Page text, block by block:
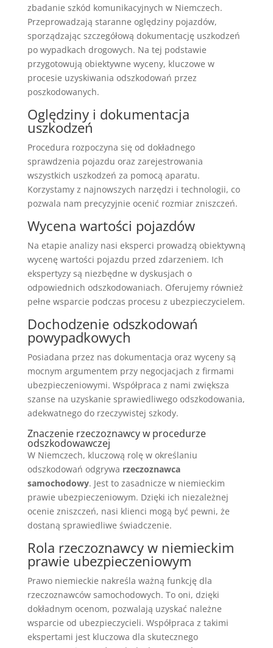
zbadanie szkód komunikacyjnych w Niemczech.
Przeprowadzają staranne oględziny pojazdów,
sporządzając szczegółową dokumentację uszkodzeń
po wypadkach drogowych. Na tej podstawie
przygotowują obiektywne wyceny, kluczowe w
procesie uzyskiwania odszkodowań przez
poszkodowanych.
Oględziny i dokumentacja
uszkodzeń
Procedura rozpoczyna się od dokładnego
sprawdzenia pojazdu oraz zarejestrowania
wszystkich uszkodzeń za pomocą aparatu.
Korzystamy z najnowszych narzędzi i technologii, co
pozwala nam precyzyjnie ocenić rozmiar zniszczeń.
Wycena wartości pojazdów
Na etapie analizy nasi eksperci prowadzą obiektywną
wycenę wartości pojazdu przed zdarzeniem. Ich
ekspertyzy są niezbędne w dyskusjach o
odpowiednich odszkodowaniach. Oferujemy również
pełne wsparcie podczas procesu z ubezpieczycielem.
Dochodzenie odszkodowań
powypadkowych
Posiadana przez nas dokumentacja oraz wyceny są
mocnym argumentem przy negocjacjach z firmami
ubezpieczeniowymi. Współpraca z nami zwiększa
szanse na uzyskanie sprawiedliwego odszkodowania,
adekwatnego do rzeczywistej szkody.
Znaczenie rzeczoznawcy w procedurze
odszkodowawczej
W Niemczech, kluczową rolę w określaniu
odszkodowań odgrywa rzeczoznawca
samochodowy. Jest to zasadnicze w niemieckim
prawie ubezpieczeniowym. Dzięki ich niezależnej
ocenie zniszczeń, nasi klienci mogą być pewni, że
dostaną sprawiedliwe świadczenie.
Rola rzeczoznawcy w niemieckim
prawie ubezpieczeniowym
Prawo niemieckie nakreśla ważną funkcję dla
rzeczoznawców samochodowych. To oni, dzięki
dokładnym ocenom, pozwalają uzyskać należne
wsparcie od ubezpieczycieli. Współpraca z takimi
ekspertami jest kluczowa dla skutecznego